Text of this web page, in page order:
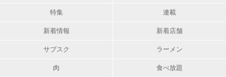
特集 連載
新着情報 新着店舗
サブスク ラーメン
肉 食べ放題